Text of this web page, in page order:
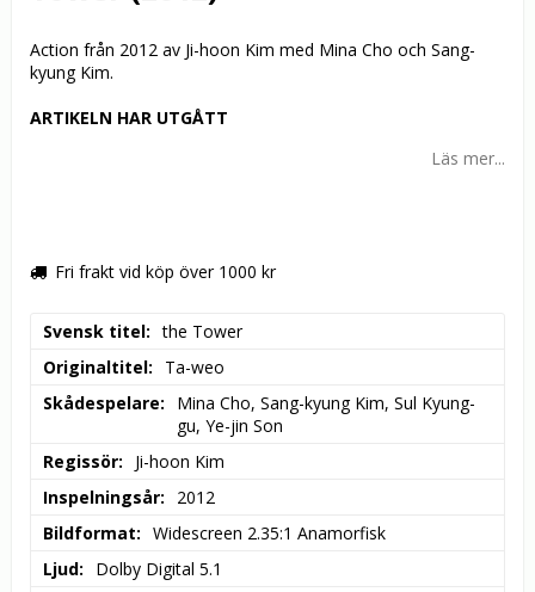
Action från 2012 av Ji-hoon Kim med Mina Cho och Sang-
kyung Kim.
ARTIKELN HAR UTGÅTT
Läs mer...
Fri frakt vid köp över 1000 kr
Svensk titel
the Tower
Originaltitel
Ta-weo
Skådespelare
Mina Cho, Sang-kyung Kim, Sul Kyung-
gu, Ye-jin Son
Regissör
Ji-hoon Kim
Inspelningsår
2012
Bildformat
Widescreen 2.35:1 Anamorfisk
Ljud
Dolby Digital 5.1